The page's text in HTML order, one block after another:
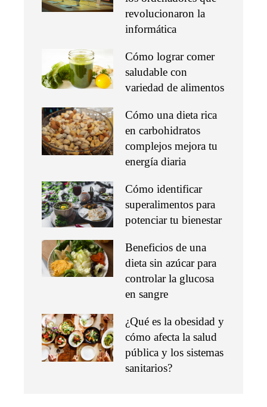
revolucionaron la
informática
Cómo lograr comer
saludable con
variedad de alimentos
Cómo una dieta rica
en carbohidratos
complejos mejora tu
energía diaria
Cómo identificar
superalimentos para
potenciar tu bienestar
Beneficios de una
dieta sin azúcar para
controlar la glucosa
en sangre
¿Qué es la obesidad y
cómo afecta la salud
pública y los sistemas
sanitarios?